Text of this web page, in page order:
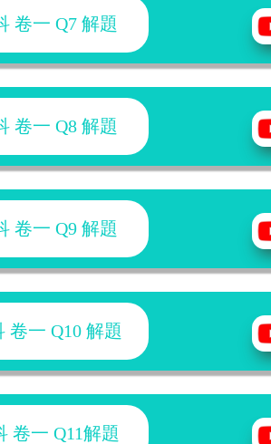
卷一 Q7 解題
卷一 Q8 解題
卷一 Q9 解題
卷一 Q10 解題
卷一 Q11解題